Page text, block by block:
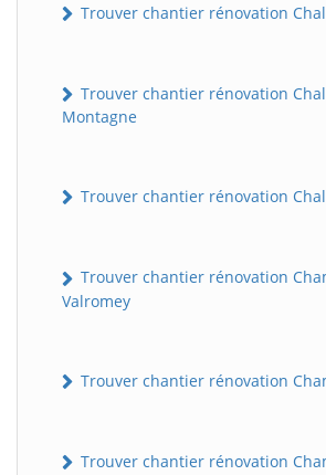
Trouver chantier rénovation
Trouver chantier rénovation
Montagne
Trouver chantier rénovation
Trouver chantier rénovation
Valromey
Trouver chantier rénovation
Trouver chantier rénovation